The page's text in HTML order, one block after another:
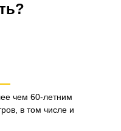
чем 60-летним
в том числе и